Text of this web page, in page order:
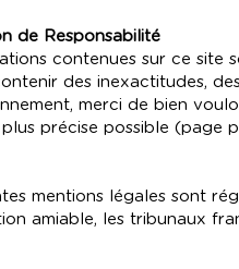
de Responsabilité
contenues sur ce site
des inexactitudes,
merci de bien
précise possible (page
mentions légales sont
amiable, les tribunaux